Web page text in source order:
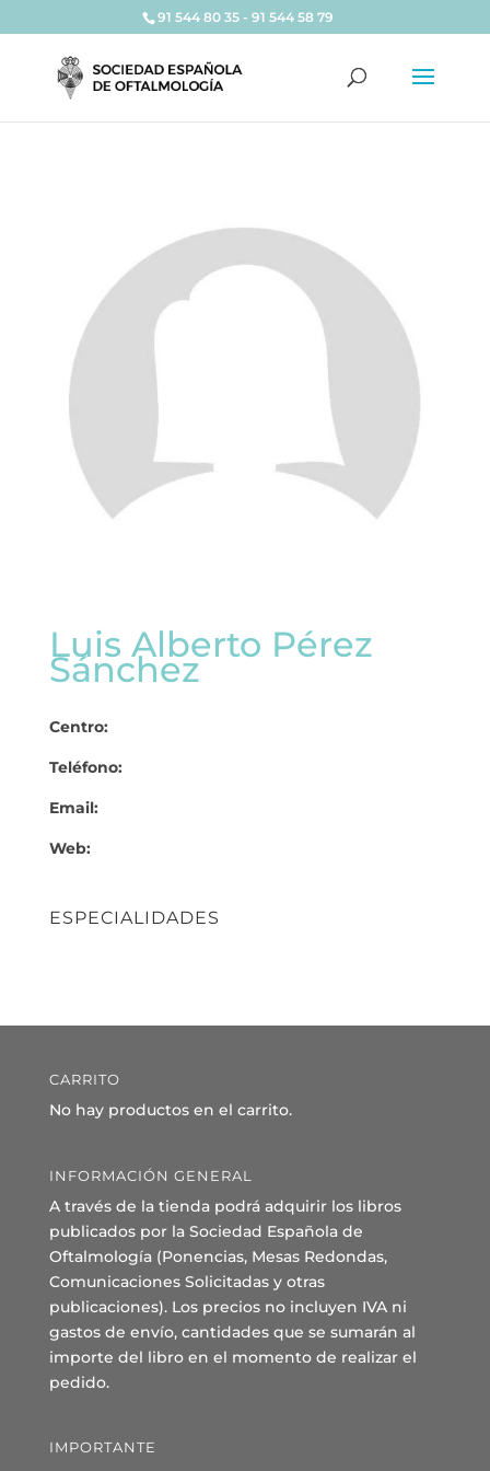
91 544 80 35 - 91 544 58 79
Luis Alberto Pérez
Sánchez
Centro:
Teléfono:
Email:
Web:
ESPECIALIDADES
CARRITO
No hay productos en el carrito.
INFORMACIÓN GENERAL
A través de la tienda podrá adquirir los libros
publicados por la Sociedad Española de
Oftalmología (Ponencias, Mesas Redondas,
Comunicaciones Solicitadas y otras
publicaciones). Los precios no incluyen IVA ni
gastos de envío, cantidades que se sumarán al
importe del libro en el momento de realizar el
pedido.
IMPORTANTE